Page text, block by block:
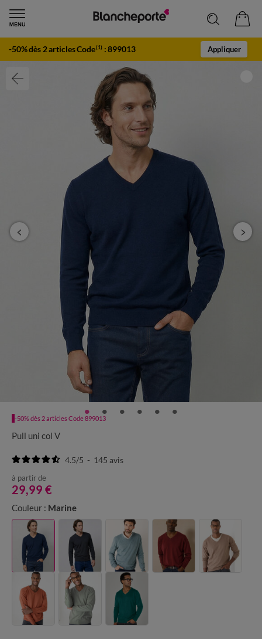
-50% dès 2 articles Code(1) :899013 Appliquer
-50% dès 2 articles Code 899013
Pull uni col V
4.5/5 - 145 avis
à partir de
29,99 €
Couleur : Marine